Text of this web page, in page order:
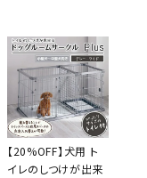
【20%OFF】犬用 ト
イレのしつけが出来